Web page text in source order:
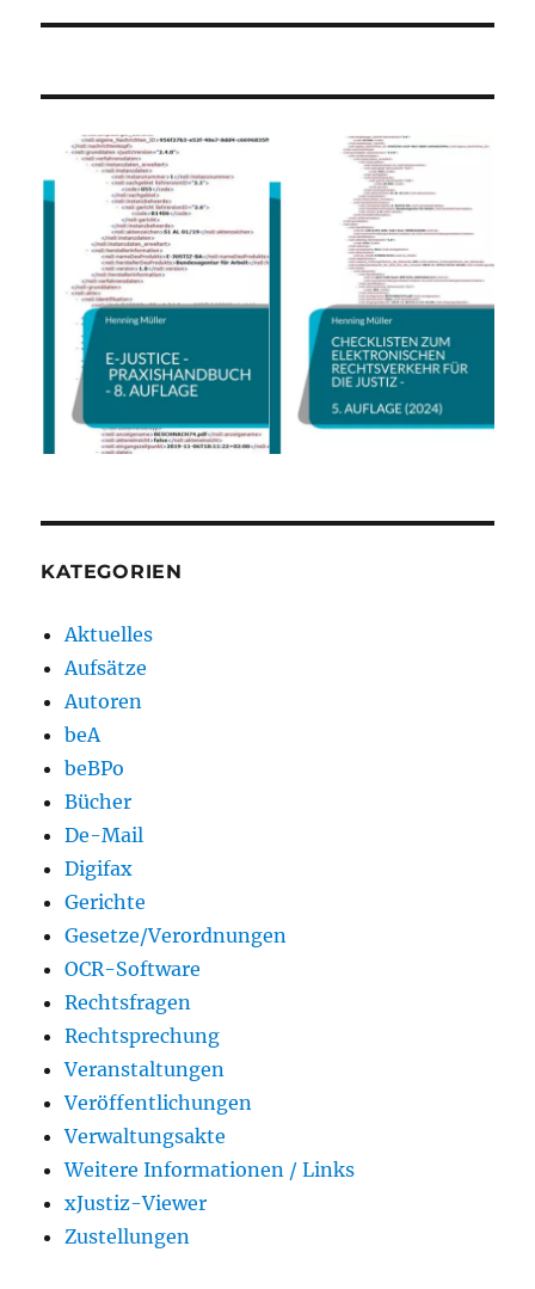
KATEGORIEN
Aktuelles
Aufsätze
Autoren
beA
beBPo
Bücher
De-Mail
Digifax
Gerichte
Gesetze/Verordnungen
OCR-Software
Rechtsfragen
Rechtsprechung
Veranstaltungen
Veröffentlichungen
Verwaltungsakte
Weitere Informationen / Links
xJustiz-Viewer
Zustellungen